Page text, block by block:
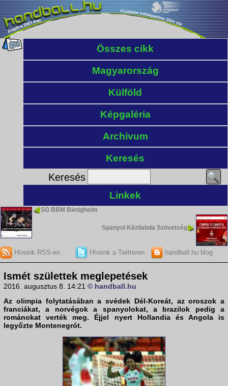
Összes cikk
Magyarország
Külföld
Képgaléria
Archívum
Keresés
Keresés
Linkek
SG BBM Bietigheim
Spanyol Kézilabda Szövetség
Híreink RSS-en Híreink a Twitteren handball.hu blog
Ismét születtek meglepetések
2016. augusztus 8. 14:21 © handball.hu
Az olimpiafolytatásában a svédek Dél-Koreát, az oroszok a
franciákat, a norvégok a spanyolokat, a brazilok pedig a
románokat verték meg. Éjjel nyert Hollandia és Angola is
legyőzte Montenegrót.